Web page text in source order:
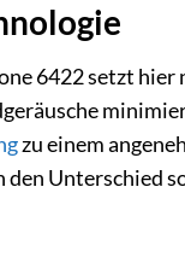
6422 setzt
zu einem
Unterschied